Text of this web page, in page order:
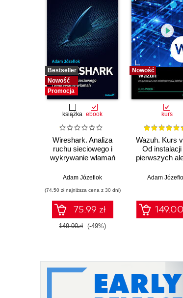
Bestseller
Nowość
Promocja
książka ebook
Wireshark. Analiza
ruchu sieciowego i
wykrywanie włamań
Adam Józefiok
(74,50 zł najniższa cena z 30 dni)
75.99 zł
149.00zł (-49%)
Nowość
kurs
Wazuh. Kurs
Od instalacji
pierwszych
Adam